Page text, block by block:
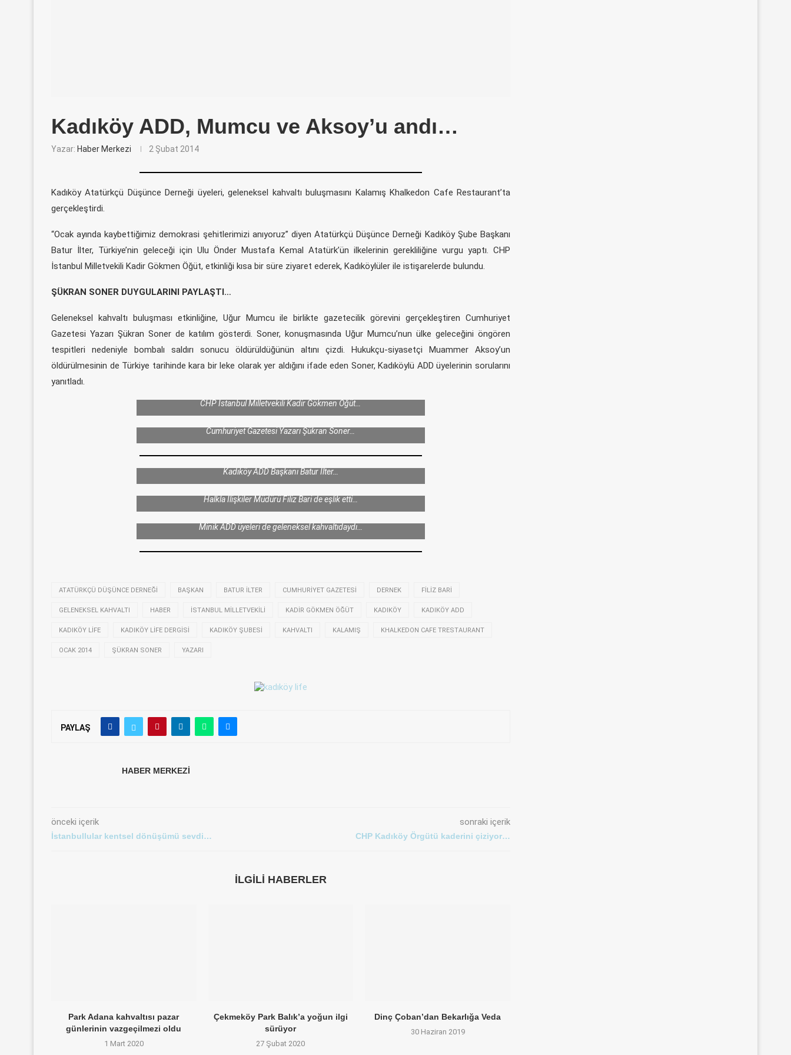
Kadıköy ADD, Mumcu ve Aksoy’u andı…
Yazar: Haber Merkezi 2 Şubat 2014
Kadıköy Atatürkçü Düşünce Derneği üyeleri, geleneksel kahvaltı buluşmasını Kalamış Khalkedon Cafe Restaurant’ta
gerçekleştirdi.
“Ocak ayında kaybettiğimiz demokrasi şehitlerimizi anıyoruz” diyen Atatürkçü Düşünce Derneği Kadıköy Şube Başkanı
Batur İlter, Türkiye’nin geleceği için Ulu Önder Mustafa Kemal Atatürk’ün ilkelerinin gerekliliğine vurgu yaptı. CHP
İstanbul Milletvekili Kadir Gökmen Öğüt, etkinliği kısa bir süre ziyaret ederek, Kadıköylüler ile istişarelerde bulundu.
ŞÜKRAN SONER DUYGULARINI PAYLAŞTI…
Geleneksel kahvaltı buluşması etkinliğine, Uğur Mumcu ile birlikte gazetecilik görevini gerçekleştiren Cumhuriyet
Gazetesi Yazarı Şükran Soner de katılım gösterdi. Soner, konuşmasında Uğur Mumcu’nun ülke geleceğini öngören
tespitleri nedeniyle bombalı saldırı sonucu öldürüldüğünün altını çizdi. Hukukçu-siyasetçi Muammer Aksoy’un
öldürülmesinin de Türkiye tarihinde kara bir leke olarak yer aldığını ifade eden Soner, Kadıköylü ADD üyelerinin sorularını
yanıtladı.
CHP İstanbul Milletvekili Kadir Gökmen Öğüt…
Cumhuriyet Gazetesi Yazarı Şükran Soner…
Kadıköy ADD Başkanı Batur İlter…
Kadıköy ADD Yönetimi, Kalamış Khalkedon Cafe ve Restaurant’ta Atatürk rozeti,
Halkla İlişkiler Müdürü Filiz Bari de eşlik etti…
Minik ADD üyeleri de geleneksel kahvaltıdaydı…
ATATÜRKÇÜ DÜŞÜNCE DERNEĞI BAŞKAN BATUR ILTER CUMHURIYET GAZETESI DERNEK FILIZ BARI
GELENEKSEL KAHVALTI HABER İSTANBUL MILLETVEKILI KADIR GÖKMEN ÖĞÜT KADIKÖY KADIKÖY ADD
KADIKÖY LIFE KADIKÖY LIFE DERGISI KADIKÖY ŞUBESI KAHVALTI KALAMIŞ KHALKEDON CAFE TRESTAURANT
OCAK 2014 ŞÜKRAN SONER YAZARI
PAYLAŞ
HABER MERKEZI
önceki içerik
İstanbullular kentsel dönüşümü sevdi…
sonraki içerik
CHP Kadıköy Örgütü kaderini çiziyor…
İLGILI HABERLER
Park Adana kahvaltısı pazar
günlerinin vazgeçilmezi oldu
1 Mart 2020
Çekmeköy Park Balık’a yoğun ilgi
sürüyor
27 Şubat 2020
Dinç Çoban’dan Bekarlığa Veda
30 Haziran 2019